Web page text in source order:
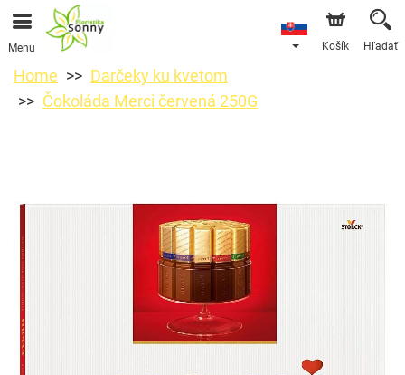
Menu Košík Hľadať
Home
Darčeky ku kvetom
Čokoláda Merci červená 250G